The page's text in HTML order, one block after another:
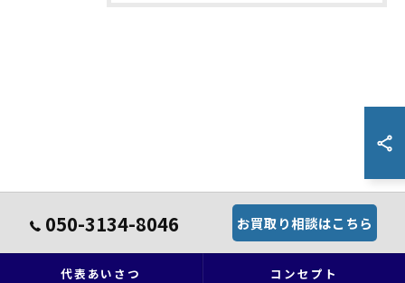
050-3134-8046 お買取り相談はこちら
代表あいさつ コンセプト